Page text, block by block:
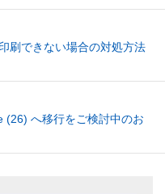
刷できない場合の対処方法
(26) へ移行をご検討中のお